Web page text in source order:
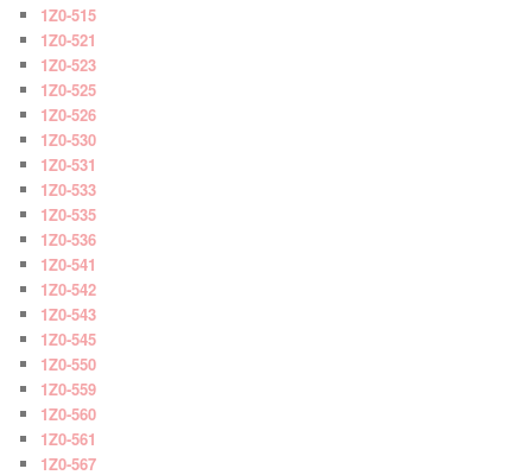
1Z0-515
1Z0-521
1Z0-523
1Z0-525
1Z0-526
1Z0-530
1Z0-531
1Z0-533
1Z0-535
1Z0-536
1Z0-541
1Z0-542
1Z0-543
1Z0-545
1Z0-550
1Z0-559
1Z0-560
1Z0-561
1Z0-567